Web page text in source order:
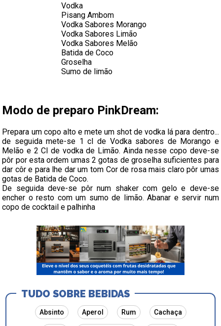
Vodka
Pisang Ambom
Vodka Sabores Morango
Vodka Sabores Limão
Vodka Sabores Melão
Batida de Coco
Groselha
Sumo de limão
Modo de preparo PinkDream:
Prepara um copo alto e mete um shot de vodka lá para dentro...
de seguida mete-se 1 cl de Vodka sabores de Morango e
Melão e 2 Cl de vodka de Limão. Ainda nesse copo deve-se
pôr por esta ordem umas 2 gotas de groselha suficientes para
dar côr e para lhe dar um tom Cor de rosa mais claro pôr umas
gotas de Batida de Coco.
De seguida deve-se pôr num shaker com gelo e deve-se
encher o resto com um sumo de limão. Abanar e servir num
copo de cocktail e palhinha
TUDO SOBRE BEBIDAS
Absinto Aperol Rum Cachaça